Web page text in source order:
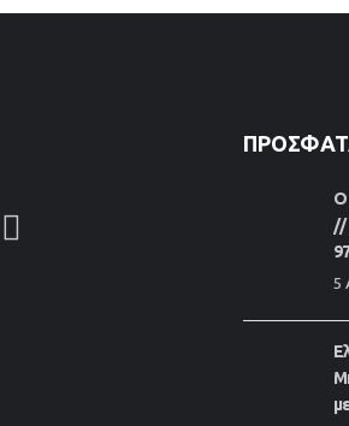
Ο
//
5